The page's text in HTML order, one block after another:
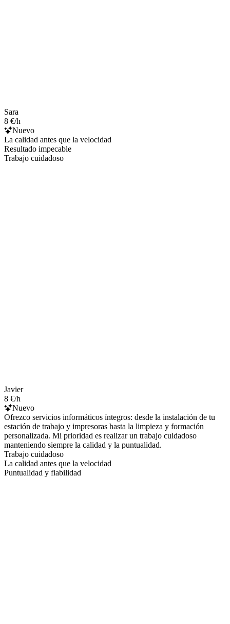
Sara
8 €/h
Nuevo
La calidad antes que la velocidad
Resultado impecable
Trabajo cuidadoso
Javier
8 €/h
Nuevo
Ofrezco servicios informáticos íntegros: desde la instalación de tu
estación de trabajo y impresoras hasta la limpieza y formación
personalizada. Mi prioridad es realizar un trabajo cuidadoso
manteniendo siempre la calidad y la puntualidad.
Trabajo cuidadoso
La calidad antes que la velocidad
Puntualidad y fiabilidad